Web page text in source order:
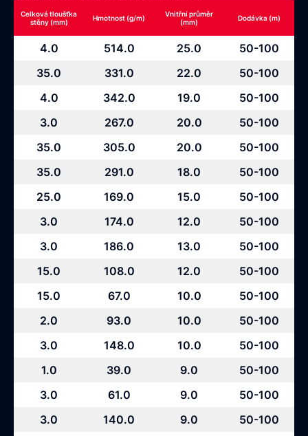
Celková tloušťka
stěny (mm)
Hmotnost (g/m)
Vnitřní průměr
(mm)
Dodávka (m)
4.0 514.0 25.0
50-100
35.0
331.0 22.0
50-100
4.0
342.0 19.0
50-100
3.0
267.0 20.0
50-100
35.0
305.0 20.0
50-100
35.0
291.0 18.0
50-100
25.0
169.0 15.0
50-100
3.0
174.0 12.0
50-100
3.0
186.0 13.0
50-100
15.0
108.0 12.0
50-100
15.0
67.0 10.0
50-100
2.0
93.0 10.0
50-100
3.0
148.0 10.0
50-100
1.0
39.0 9.0
50-100
3.0
61.0 9.0
50-100
3.0
140.0 9.0
50-100